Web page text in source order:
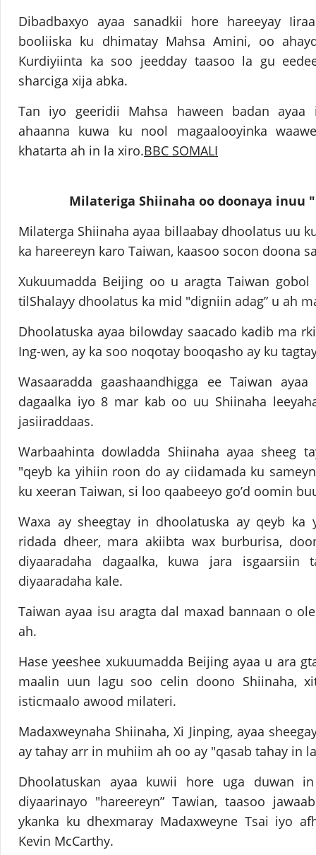
Dibadbaxyo ayaa sanadkii hore hareeyay
booliiska ku dhimatay Mahsa Amini, oo
Kurdiyiinta ka soo jeedday taasoo la gu
sharciga xija abka.
Tan iyo geeridii Mahsa haween badan ayaa
ahaanna kuwa ku nool magaalooyinka
khatarta ah in la xiro.BBC SOMALI
Milateriga Shiinaha oo doonaya inuu
Milaterga Shiinaha ayaa billaabay dhoolatus uu
ka hareereyn karo Taiwan, kaasoo socon doona
Xukuumadda Beijing oo u aragta Taiwan gobol
tilShalayy dhoolatus ka mid "digniin adag” u ah
Dhoolatuska ayaa bilowday saacado kadib ma
Ing-wen, ay ka soo noqotay booqasho ay ku
Wasaaradda gaashaandhigga ee Taiwan
dagaalka iyo 8 mar kab oo uu Shiinaha
jasiiraddaas.
Warbaahinta dowladda Shiinaha ayaa sheeg
"qeyb ka yihiin roon do ay ciidamada ku
ku xeeran Taiwan, si loo qaabeeyo go’d oomin
Waxa ay sheegtay in dhoolatuska ay qeyb ka
ridada dheer, mara akiibta wax burburisa,
diyaaradaha dagaalka, kuwa jara
diyaaradaha kale.
Taiwan ayaa isu aragta dal maxad bannaan o
ah.
Hase yeeshee xukuumadda Beijing ayaa u ara
maalin uun lagu soo celin doono Shiinaha,
isticmaalo awood milateri.
Madaxweynaha Shiinaha, Xi Jinping, ayaa
ay tahay arr in muhiim ah oo ay "qasab tahay in
Dhoolatuskan ayaa kuwii hore uga duwan
diyaarinayo "hareereyn” Tawian, taasoo
ykanka ku dhexmaray Madaxweyne Tsai iyo
Kevin McCarthy.